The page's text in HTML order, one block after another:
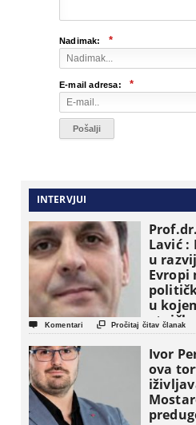
Nadimak: *
E-mail adresa: *
INTERVJUI
Lavić :
u
Evropi
u
etničke
 Komentari  Pročitaj čitav članak
Ivor
ova